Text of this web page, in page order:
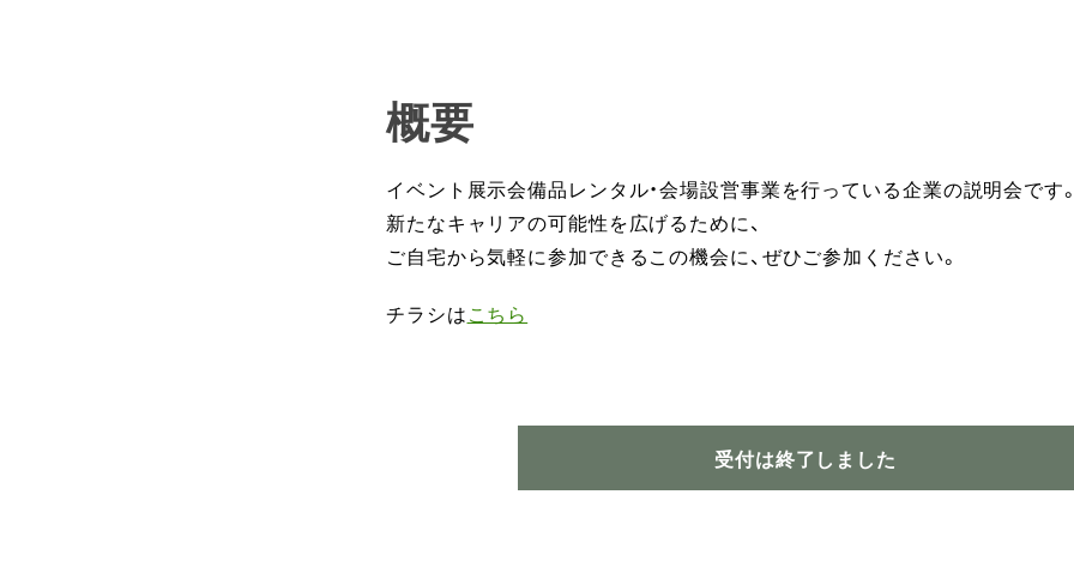
概要
イベント展示会備品レンタル・会場設営事業を行っている企業の説明会です
新たなキャリアの可能性を広げるために、
ご自宅から気軽に参加できるこの機会に、ぜひご参加ください。
チラシはこちら
受付は終了しました